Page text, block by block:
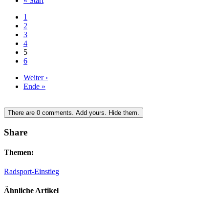
1
2
3
4
5
6
Weiter ›
Ende »
There are 0 comments. Add yours. Hide them.
Share
Themen:
Radsport-Einstieg
Ähnliche Artikel